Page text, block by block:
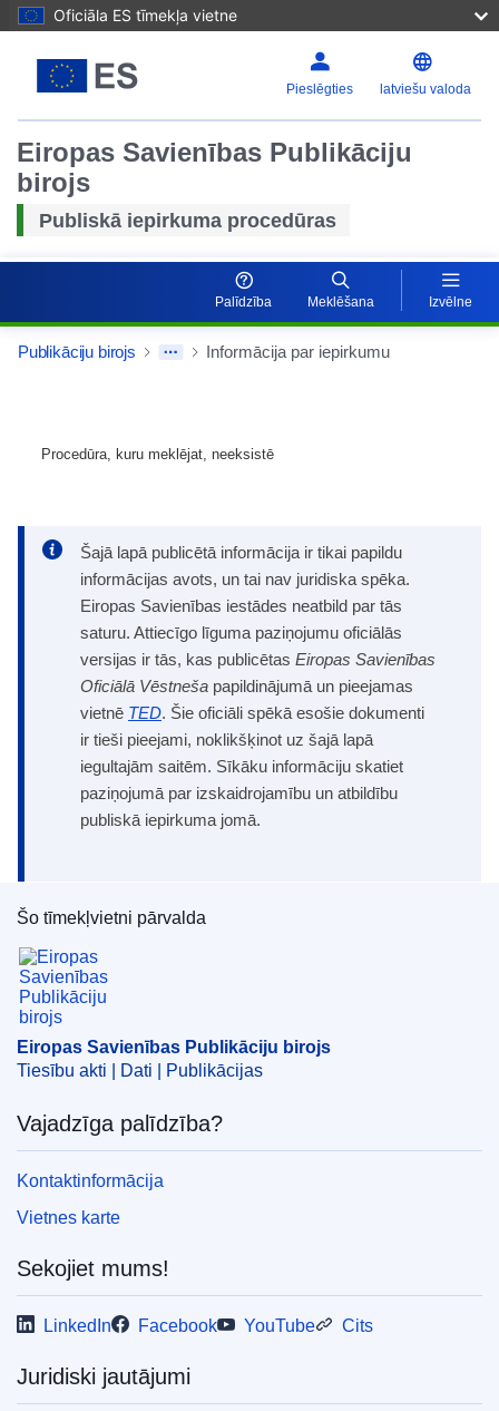
Oficiāla ES tīmekļa vietne
Pieslēgties latviešu valoda
Eiropas Savienības Publikāciju
birojs
Publiskā iepirkuma procedūras
Palīdzība Meklēšana Izvēlne
Publikāciju birojs Informācija par iepirkumu
Procedūra, kuru meklējat, neeksistē
Šajā lapā publicētā informācija ir tikai papildu
informācijas avots, un tai nav juridiska spēka.
Eiropas Savienības iestādes neatbild par tās
saturu. Attiecīgo līguma paziņojumu oficiālās
versijas ir tās, kas publicētas Eiropas Savienības
Oficiālā Vēstneša papildinājumā un pieejamas
vietnē TED. Šie oficiāli spēkā esošie dokumenti
ir tieši pieejami, noklikšķinot uz šajā lapā
iegultajām saitēm. Sīkāku informāciju skatiet
paziņojumā par izskaidrojamību un atbildību
publiskā iepirkuma jomā.
Eiropas Savienības Publikāciju birojs
Šo tīmekļvietni pārvalda
Eiropas Savienības Publikāciju birojs
Tiesību akti | Dati | Publikācijas
Vajadzīga palīdzība?
Kontaktinformācija
Vietnes karte
Sekojiet mums!
LinkedIn Facebook YouTube Cits
Juridiski jautājumi